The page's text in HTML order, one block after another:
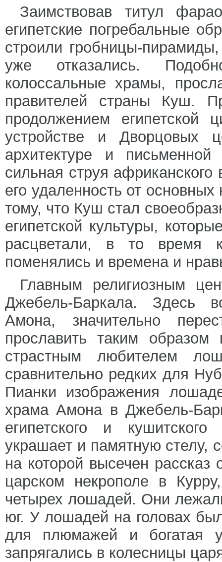
Заимствовав титул
египетские погребальные
строили гробницы-
уже отказались.
колоссальные храмы,
правителей страны Куш.
продолжением египетской
устройстве и Дворцовых
архитектуре и
сильная струя
его удаленность от
тому, что Куш стал
египетской культуры,
расцветали, в то время
поменялись и времена и
Главным религиозным
Джебель-Баркала. Здесь
Амона, значительно
прославить таким
страстным любителем
сравнительно редких для
Пианки изображения
храма Амона в Джебель-
египетского и
украшает и памятную стелу,
на которой высечен
царском некрополе в
четырех лошадей. Они
юг. У лошадей на головах
для плюмажей и богатая
запрягались в колесницы